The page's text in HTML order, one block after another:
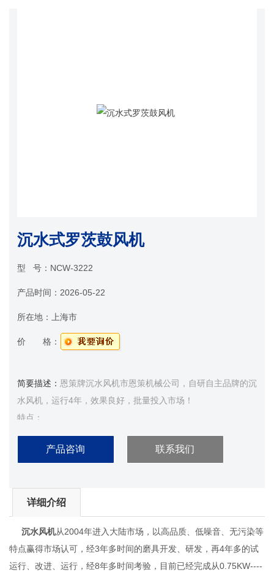
沉水式罗茨鼓风机
型 号： NCW-3222
产品时间： 2026-05-22
所在地： 上海市
价 格：
简要描述： 恩策牌沉水风机市恩策机械公司，自研自主品牌的沉
水风机，运行4年，效果良好，批量投入市场！
特点：
1.能源损耗降低5%：
沉水风机具有较高转速可减少逆流，相对的也减低能源耗损。
运转之鼓风机，因放在水里，故声音在空气与水之界面被折射入
水中，而不传入空气中，同时水与槽壁亦同样折射回去而达到灭
3.无须制作隔音房：
沉水式鼓风机因置于水中，
产品咨询 联系我们
详细介绍
沉水风机从2004年进入大陆市场，以高品质、低噪音、无污染等
特点赢得市场认可，经3年多时间的磨具开发、研发，再4年多的试
运行、改进、运行，经8年多时间考验，目前已经完成从0.75KW----